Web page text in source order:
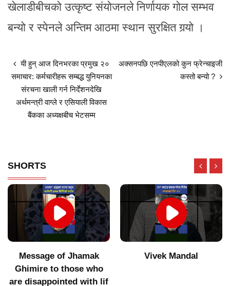
खेलाडीबीचको उत्कृष्ट संयोजनले निर्णायक गोल सम्भव
बन्यो र स्पेनले अन्तिम आठमा स्थान सुरक्षित गर्‍यो ।
यी हुन् आज दिनभरका प्रमुख २०
समाचार: कर्मचारीहरू सम्बद्ध युनियनका
संरचना खाली गर्न निर्देशनदेखि
अर्थमन्त्री वाग्ले र एसियाली विकास
बैंकका अध्यक्षबीच भेटसम्म
अक्सनपछि एनपीएलको कुन फ्रेन्चाइजी
कस्तो बन्यो ?
SHORTS
Vivek Mandal
Indigenous products did